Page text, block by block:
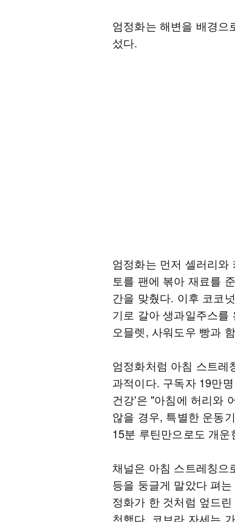
엄정화는 해변을 배경
섰다.
엄정화는 먼저 셀러리
토를 팬에 볶아 재료를
간을 맞췄다. 이후 코코
기로 갈아 생과일주스를
오믈렛, 사워도우 빵과
엄정화처럼 아침 스트레
과적이다. 구독자 19만
건강'은 "아침에 허리와
않을 경우, 특별한 운동
15분 루틴만으로도 개
채널은 아침 스트레칭으
등을 둥글게 말았다 펴
정화가 한 것처럼 엎드
천했다. 코브라 자세는